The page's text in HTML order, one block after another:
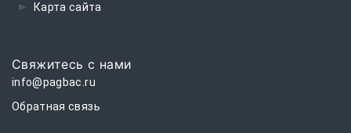
Карта сайта
Свяжитесь с нами
info@pagbac.ru
Обратная связь